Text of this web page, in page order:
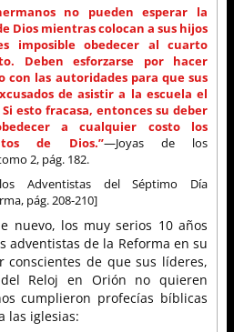
no pueden esperar la
Dios mientras colocan a sus hijos
imposible obedecer al cuarto
Deben esforzarse por hacer
con las autoridades para que sus
de asistir a la escuela el
esto fracasa, entonces su deber
a cualquier costo los
de Dios.”—Joyas de los
2, pág. 182.
Adventistas del Séptimo Día
pág. 208-210]
nuevo, los muy serios 10 años
adventistas de la Reforma en su
de que sus líderes,
Reloj en Orión no quieren
cumplieron profecías bíblicas
las iglesias: